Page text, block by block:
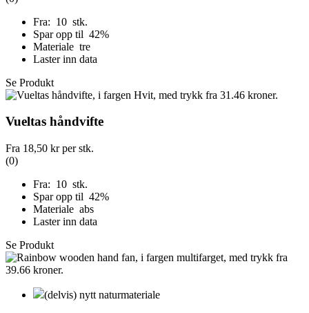
Fra: 10 stk.
Spar opp til 42%
Materiale tre
Laster inn data
Se Produkt
Vueltas håndvifte
Fra 18,50 krper stk.
(0)
Fra: 10 stk.
Spar opp til 42%
Materiale abs
Laster inn data
Se Produkt
(delvis) nytt naturmateriale